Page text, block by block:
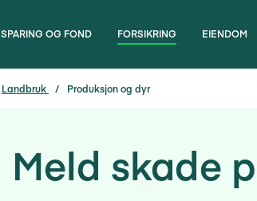
SPARING OG FOND FORSIKRING EIENDOM
Landbruk Produksjon og dyr
Meld skade